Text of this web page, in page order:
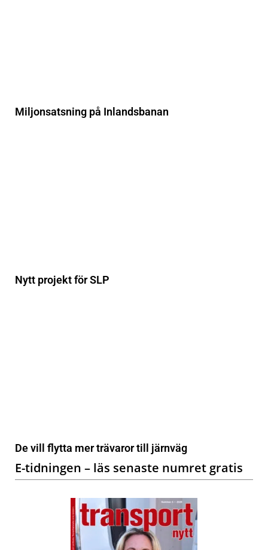
Miljonsatsning på Inlandsbanan
Nytt projekt för SLP
De vill flytta mer trävaror till järnväg
E-tidningen – läs senaste numret gratis